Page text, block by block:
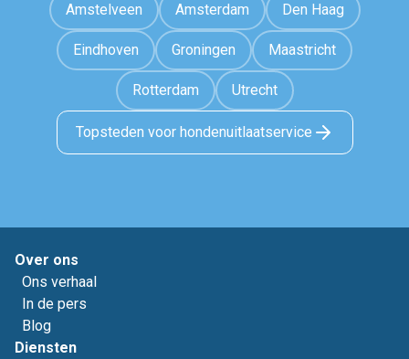
Amstelveen Amsterdam Den Haag
Eindhoven Groningen Maastricht
Rotterdam Utrecht
Topsteden voor hondenuitlaatservice
Over ons
Ons verhaal
In de pers
Blog
Diensten